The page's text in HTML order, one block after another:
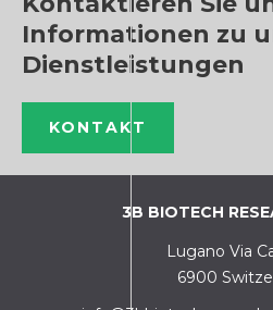
Informationen zu
Dienstleistungen
KONTAKT
3B BIOTECH
Lugano Via
6900